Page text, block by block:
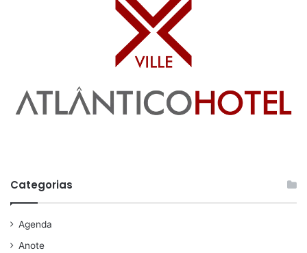
Categorias
Agenda
Anote